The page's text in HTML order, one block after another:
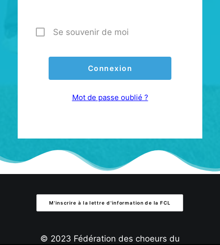
Se souvenir de moi
Mot de passe oublié ?
M'inscrire à la lettre d'information de la FCL
© 2023 Fédération des choeurs du